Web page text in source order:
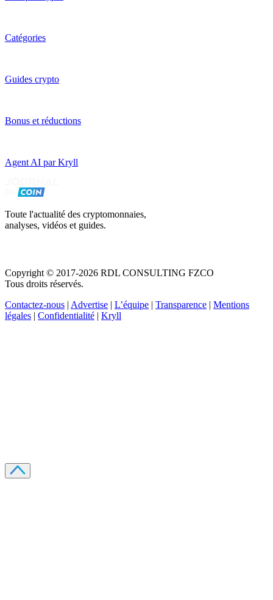
Catégories
Guides crypto
Bonus et réductions
Agent AI par Kryll
Toute l'actualité des cryptomonnaies,
analyses, vidéos et guides.
Copyright © 2017-2026 RDL CONSULTING FZCO
Tous droits réservés.
Contactez-nous | Advertise | L’équipe | Transparence | Mentions
légales | Confidentialité | Kryll